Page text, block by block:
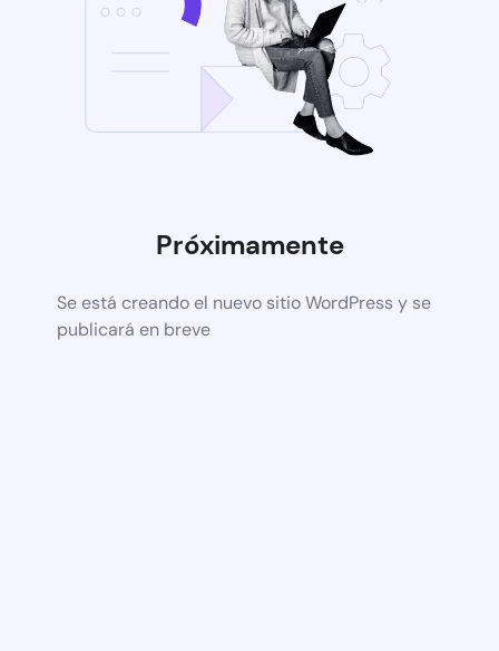
Próximamente
Se está creando el nuevo sitio WordPress y se
publicará en breve